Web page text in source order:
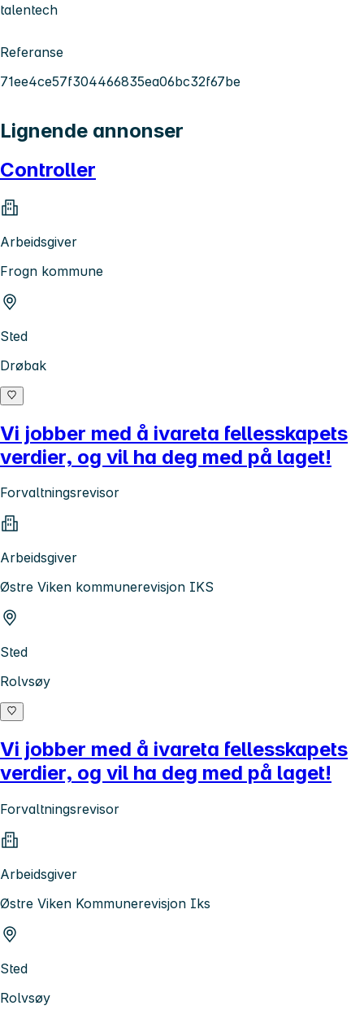
talentech
Referanse
71ee4ce57f304466835ea06bc32f67be
Lignende annonser
Controller
Arbeidsgiver
Frogn kommune
Sted
Drøbak
Vi jobber med å ivareta fellesskapets
verdier, og vil ha deg med på laget!
Forvaltningsrevisor
Arbeidsgiver
Østre Viken kommunerevisjon IKS
Sted
Rolvsøy
Vi jobber med å ivareta fellesskapets
verdier, og vil ha deg med på laget!
Forvaltningsrevisor
Arbeidsgiver
Østre Viken Kommunerevisjon Iks
Sted
Rolvsøy